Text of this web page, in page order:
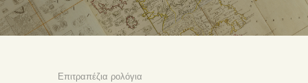
Επιτραπέζια ρολόγια